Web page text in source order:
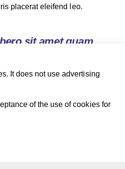
placerat eleifend leo.
sit amet quam
ultricies mi vitae
eleifend leo.
egestas. Vestibulum tortor
eget, tempor sit amet, ante.
egestas semper. Aenean
placerat eleifend leo.
It does not use advertising
of the use of cookies for